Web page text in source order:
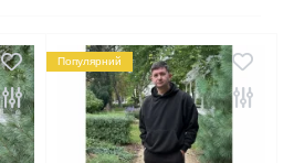
Популярний